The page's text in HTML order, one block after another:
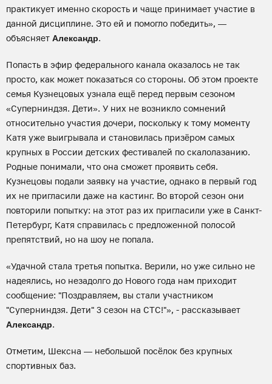
практикует именно скорость и чаще принимает участие в
данной дисциплине. Это ей и помогло победить», —
объясняет Александр.
Попасть в эфир федерального канала оказалось не так
просто, как может показаться со стороны. Об этом проекте
семья Кузнецовых узнала ещё перед первым сезоном
«Суперниндзя. Дети». У них не возникло сомнений
относительно участия дочери, поскольку к тому моменту
Катя уже выигрывала и становилась призёром самых
крупных в России детских фестивалей по скалолазанию.
Родные понимали, что она сможет проявить себя.
Кузнецовы подали заявку на участие, однако в первый год
их не пригласили даже на кастинг. Во второй сезон они
повторили попытку: на этот раз их пригласили уже в Санкт-
Петербург, Катя справилась с предложенной полосой
препятствий, но на шоу не попала.
«Удачной стала третья попытка. Верили, но уже сильно не
надеялись, но незадолго до Нового года нам приходит
сообщение: "Поздравляем, вы стали участником
"Суперниндзя. Дети" 3 сезон на СТС!"», - рассказывает
Александр.
Отметим, Шексна — небольшой посёлок без крупных
спортивных баз.